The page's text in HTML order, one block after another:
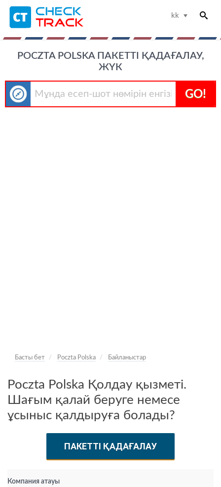
kk
POCZTA POLSKA ПАКЕТТІ ҚАДАҒАЛАУ,
ЖҮК
GO!
Басты бет Poczta Polska Байланыстар
Poczta Polska Қолдау қызметі.
Шағым қалай беруге немесе
ұсыныс қалдыруға болады?
ПАКЕТТІ ҚАДАҒАЛАУ
Компания атауы